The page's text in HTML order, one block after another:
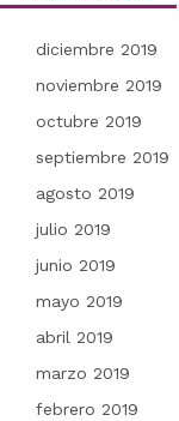
diciembre 2019
noviembre 2019
octubre 2019
septiembre 2019
agosto 2019
julio 2019
junio 2019
mayo 2019
abril 2019
marzo 2019
febrero 2019